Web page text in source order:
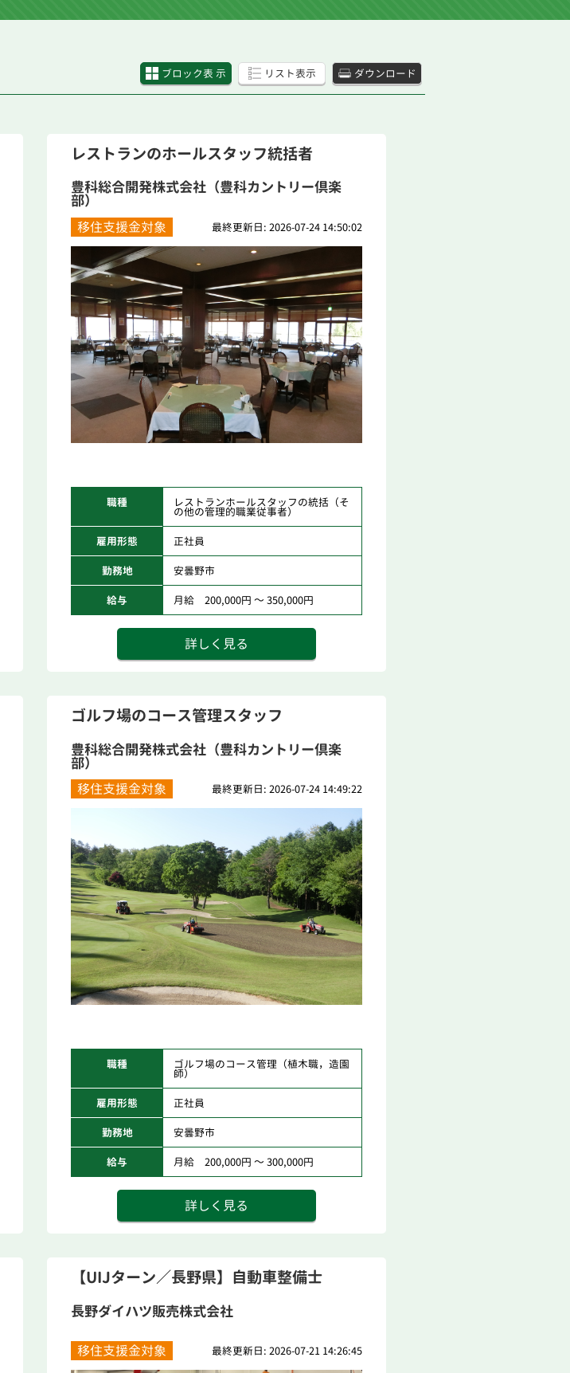
ブロック表 示 リスト表示 ダウンロード
レストランのホールスタッフ統括者
豊科総合開発株式会社（豊科カントリー倶楽
部）
移住支援金対象 最終更新日: 2026-07-24 14:50:02
職種 レストランホールスタッフの統括（そ
の他の管理的職業従事者）
雇用形態 正社員
勤務地 安曇野市
給与 月給 200,000円 ～ 350,000円
詳しく見る
ゴルフ場のコース管理スタッフ
豊科総合開発株式会社（豊科カントリー倶楽
部）
移住支援金対象 最終更新日: 2026-07-24 14:49:22
職種 ゴルフ場のコース管理（植木職，造園
師）
雇用形態 正社員
勤務地 安曇野市
給与 月給 200,000円 ～ 300,000円
詳しく見る
【UIJターン／長野県】自動車整備士
長野ダイハツ販売株式会社
移住支援金対象 最終更新日: 2026-07-21 14:26:45